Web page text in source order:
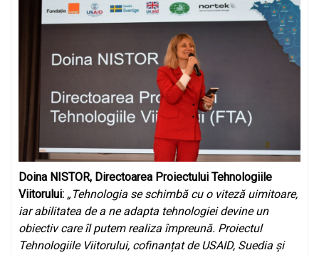
Doina NISTOR, Directoarea Proiectului Tehnologiile
Viitorului: „Tehnologia se schimbă cu o viteză uimitoare,
iar abilitatea de a ne adapta tehnologiei devine un
obiectiv care îl putem realiza împreună. Proiectul
Tehnologiile Viitorului, cofinanțat de USAID, Suedia și